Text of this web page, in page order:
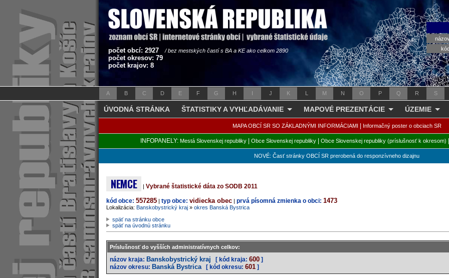
počet obcí: 2927 / bez mestských častí s BA a KE ako celkom 2890
počet okresov: 79
počet krajov: 8
A B C D E F G H I J K L M N O P Q R S
ÚVODNÁ STRÁNKA ŠTATISTIKY A VYHĽADÁVANIE MAPOVÉ PREZENTÁCIE ÚZEMIE
MAPA OBCÍ SR SO ZÁKLADNÝMI INFORMÁCIAMI Informačný poster o obciach SR
INFOPANELY: Mestá Slovenskej republiky| Obce Slovenskej republiky| Obce Slovenskej republiky (príslušnosť k okresom)
NOVÉ: Časť stránky OBCÍ SR prerobená do responzívneho dizajnu
NEMCE |Vybrané štatistické dáta zo SODB 2011
kód obce: 557285 | typ obce: vidiecka obec | prvá písomná zmienka o obci: 1473
Lokalizácia: Banskobystrický kraj » okres Banská Bystrica
späť na stránku obce
späť na úvodnú stránku
Príslušnosť do vyšších administratívnych celkov:
názov kraja: Banskobystrický kraj [ kód kraja: 600 ]
názov okresu: Banská Bystrica [ kód okresu: 601 ]